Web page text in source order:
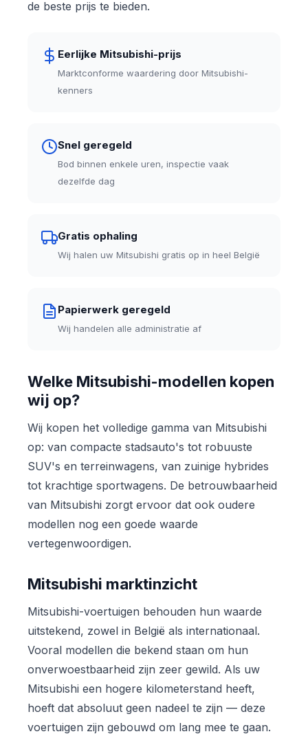
de beste prijs te bieden.
Eerlijke Mitsubishi-prijs
Marktconforme waardering door Mitsubishi-
kenners
Snel geregeld
Bod binnen enkele uren, inspectie vaak
dezelfde dag
Gratis ophaling
Wij halen uw Mitsubishi gratis op in heel België
Papierwerk geregeld
Wij handelen alle administratie af
Welke Mitsubishi-modellen kopen
wij op?
Wij kopen het volledige gamma van Mitsubishi
op: van compacte stadsauto's tot robuuste
SUV's en terreinwagens, van zuinige hybrides
tot krachtige sportwagens. De betrouwbaarheid
van Mitsubishi zorgt ervoor dat ook oudere
modellen nog een goede waarde
vertegenwoordigen.
Mitsubishi marktinzicht
Mitsubishi-voertuigen behouden hun waarde
uitstekend, zowel in België als internationaal.
Vooral modellen die bekend staan om hun
onverwoestbaarheid zijn zeer gewild. Als uw
Mitsubishi een hogere kilometerstand heeft,
hoeft dat absoluut geen nadeel te zijn — deze
voertuigen zijn gebouwd om lang mee te gaan.